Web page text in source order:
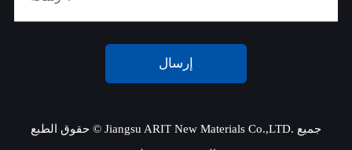
إرسال
حقوق الطبع © Jiangsu ARIT New Materials Co.,LTD. جميع